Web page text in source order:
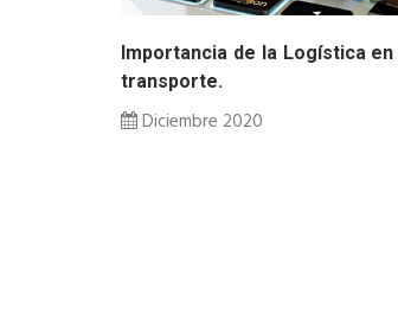
Importancia de la Logística
transporte.
Diciembre 2020